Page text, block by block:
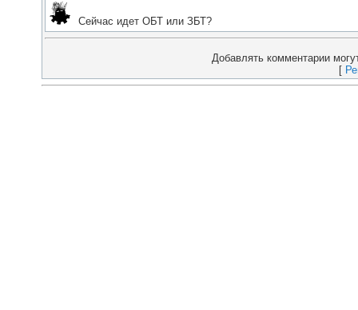
Сейчас идет ОБТ или ЗБТ?
Добавлять комментарии
[